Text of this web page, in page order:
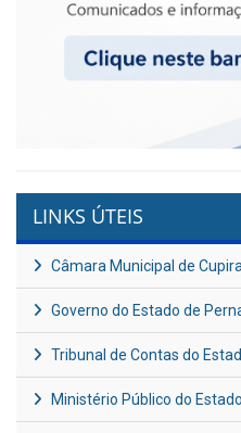
LINKS ÚTEIS
Câmara Municipal de Cupira
Governo do Estado de
Tribunal de Contas do
Ministério Público do